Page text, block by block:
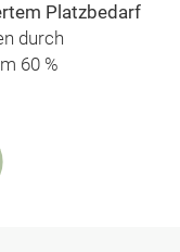
Platzbedarf
durch
60 %